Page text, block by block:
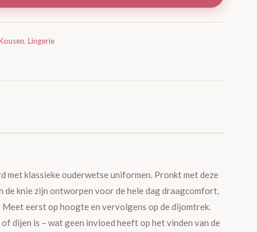
, Lingerie
met klassieke ouderwetse uniformen. Pronkt met deze
knie zijn ontworpen voor de hele dag draagcomfort,
eerst op hoogte en vervolgens op de dijomtrek.
dijen is – wat geen invloed heeft op het vinden van de